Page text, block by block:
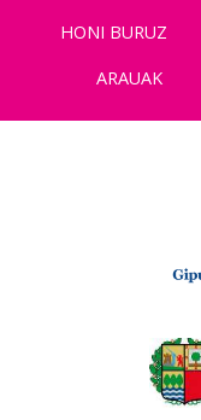
HONI BURUZ
ARAUAK